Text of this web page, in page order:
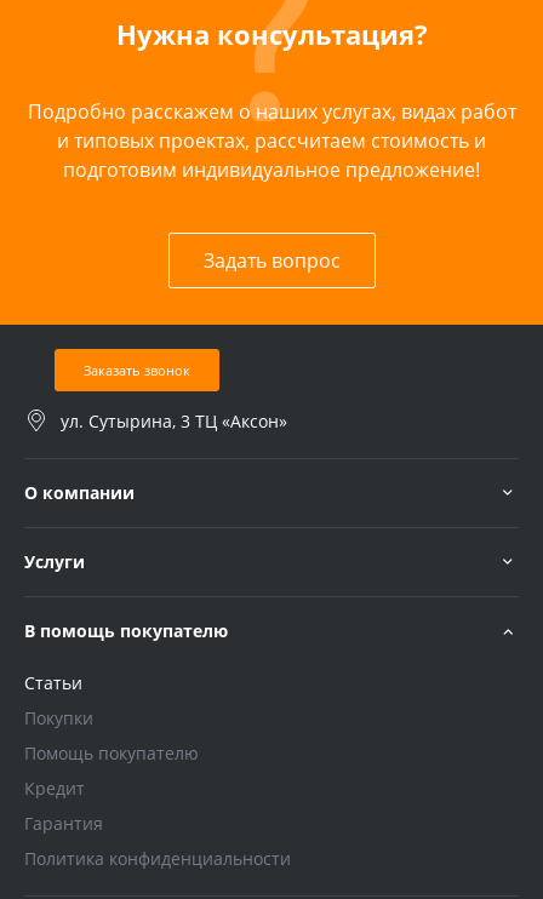
Нужна консультация?
Подробно расскажем о наших услугах, видах работ
и типовых проектах, рассчитаем стоимость и
подготовим индивидуальное предложение!
Задать вопрос
Заказать звонок
ул. Сутырина, 3 ТЦ «Аксон»
О компании
Услуги
В помощь покупателю
Статьи
Покупки
Помощь покупателю
Кредит
Гарантия
Политика конфиденциальности